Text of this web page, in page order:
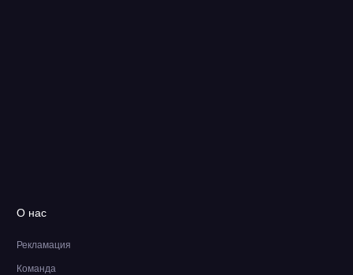
О нас
Рекламация
Команда